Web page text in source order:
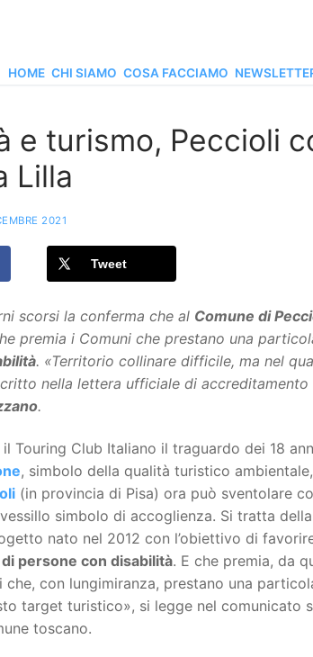
HOME CHI SIAMO COSA FACCIAMO
e turismo, Peccioli
Lilla
2021
Tweet
scorsi la conferma che al Comune di
premia i Comuni che prestano una
. «Territorio collinare difficile, ma nel
nella lettera ufficiale di
.
Touring Club Italiano il traguardo dei 18
, simbolo della qualità turistico
(in provincia di Pisa) ora può sventolare
simbolo di accoglienza. Si tratta della
nato nel 2012 con l’obiettivo di
persone con disabilità. E che premia, da
che, con lungimiranza, prestano una
target turistico», si legge nel comunicato
toscano.